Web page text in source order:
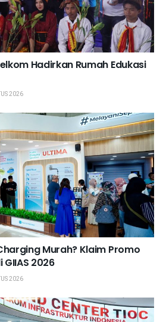
Hadirkan Rumah Edukasi
2026
Murah? Klaim Promo
2026
2026